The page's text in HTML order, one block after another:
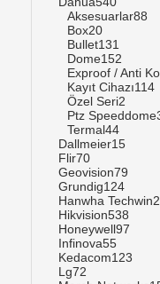
Aksesuarlar88
Box20
Bullet131
Dome152
Exproof / Anti
Kayıt Cihazı114
Özel Seri2
Ptz Speeddome
Termal44
Dallmeier15
Flir70
Geovision79
Grundig124
Hanwha Techwin
Hikvision538
Honeywell97
Infinova55
Kedacom123
Lg72